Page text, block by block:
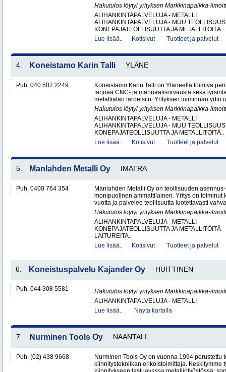
Hakutulos löytyi yrityksen Markkinapaikka-
ALIHANKINTAPALVELUJA - METALLI
ALIHANKINTAPALVELUJA - MUU TEOLLISUUS
KONEPAJATEOLLISUUTTA JA METALLITÖITÄ..
Lue lisää..
Kotisivut Tuotteet ja palvelut
4. Koneistamo Karin Talli YLÄNE
Puh. 040 507 2249
Koneistamo Karin Talli on Yläneellä toimiva
tarjoaa CNC- ja manuaalisorvausta sekä
metallialan tarpeisiin. Yrityksen toiminnan ydin
Hakutulos löytyi yrityksen Markkinapaikka-
ALIHANKINTAPALVELUJA - METALLI
ALIHANKINTAPALVELUJA - MUU TEOLLISUUS
KONEPAJATEOLLISUUTTA JA METALLITÖITÄ..
Lue lisää..
Kotisivut Tuotteet ja palvelut
5. Manlahden Metalli Oy IMATRA
Puh. 0400 764 354
Manlahden Metalli Oy on teollisuuden
monipuolinen ammattilainen. Yritys on toiminut
vuotta ja palvelee teollisuutta luotettavasti
Hakutulos löytyi yrityksen Markkinapaikka-
ALIHANKINTAPALVELUJA - METALLI
KONEPAJATEOLLISUUTTA JA METALLITÖITÄ
LAITUREITA..
Lue lisää..
Kotisivut Tuotteet ja palvelut
6. Koneistuspalvelu Kajander Oy HUITTINEN
Puh. 044 308 5581
Hakutulos löytyi yrityksen Markkinapaikka-
ALIHANKINTAPALVELUJA - METALLI
Lue lisää..
Näytä kartalla
7. Nurminen Tools Oy NAANTALI
Puh. (02) 438 9668
Nurminen Tools Oy on vuonna 1994 perustettu
kiinnitystekniikan erikoistoimittaja. Keskitymme